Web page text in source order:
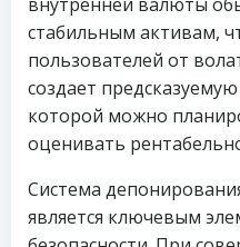
стабильным активам,
пользователей от
создает
которой можно
оценивать
Система
является ключевым